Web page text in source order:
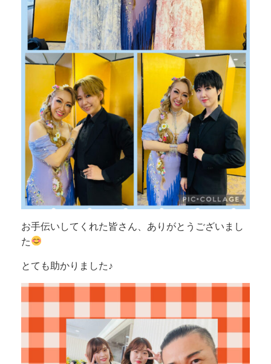
お手伝いしてくれた皆さん、ありがとうございまし
た
とても助かりました♪